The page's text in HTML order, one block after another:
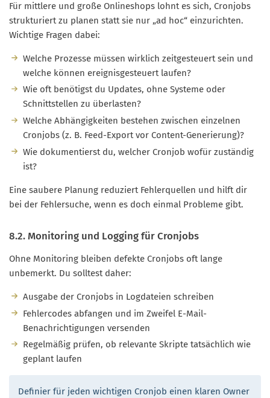
Für mittlere und große Onlineshops lohnt es sich, Cronjobs
strukturiert zu planen statt sie nur „ad hoc“ einzurichten.
Wichtige Fragen dabei:
Welche Prozesse müssen wirklich zeitgesteuert sein und
welche können ereignisgesteuert laufen?
Wie oft benötigst du Updates, ohne Systeme oder
Schnittstellen zu überlasten?
Welche Abhängigkeiten bestehen zwischen einzelnen
Cronjobs (z. B. Feed-Export vor Content-Generierung)?
Wie dokumentierst du, welcher Cronjob wofür zuständig
ist?
Eine saubere Planung reduziert Fehlerquellen und hilft dir
bei der Fehlersuche, wenn es doch einmal Probleme gibt.
8.2. Monitoring und Logging für Cronjobs
Ohne Monitoring bleiben defekte Cronjobs oft lange
unbemerkt. Du solltest daher:
Ausgabe der Cronjobs in Logdateien schreiben
Fehlercodes abfangen und im Zweifel E-Mail-
Benachrichtigungen versenden
Regelmäßig prüfen, ob relevante Skripte tatsächlich wie
geplant laufen
Definier für jeden wichtigen Cronjob einen klaren Owner